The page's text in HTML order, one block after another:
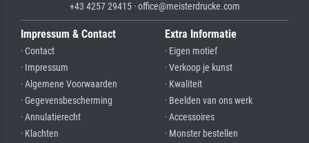
+43 4257 29415 · office@meisterdrucke.com
Impressum & Contact
· Contact
· Impressum
· Algemene Voorwaarden
· Gegevensbescherming
· Annulatierecht
· Klachten
Extra Informatie
· Eigen motief
· Verkoop je kunst
· Kwaliteit
· Beelden van ons werk
· Accessoires
· Monster bestellen